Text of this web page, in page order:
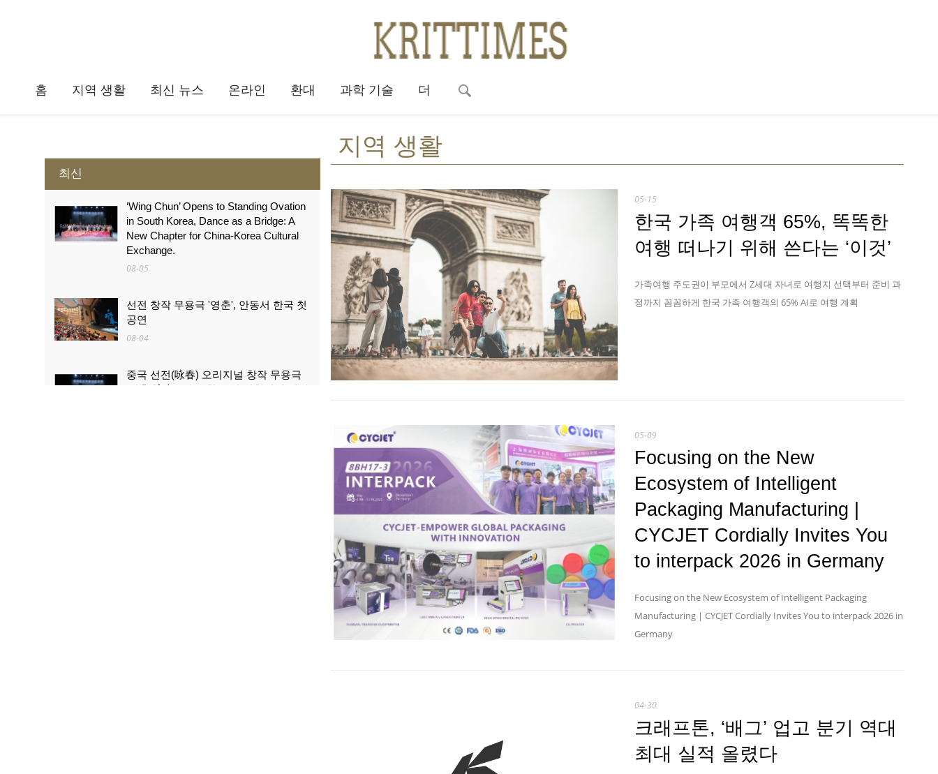
홈 지역 생활 최신 뉴스 온라인 환대 과학 기술 더
최신
‘Wing Chun’ Opens to Standing Ovation
in South Korea, Dance as a Bridge: A
New Chapter for China-Korea Cultural
Exchange.
08-05
선전 창작 무용극 '영춘', 안동서 한국 첫
공연
08-04
중국 선전(咏春) 오리지널 창작 무용극
지역 생활
05-15
한국 가족 여행객 65%, 똑똑한
여행 떠나기 위해 쓴다는 ‘이것’
가족여행 주도권이 부모에서 Z세대 자녀로 여행지 선택부터 준비 과
정까지 꼼꼼하게 한국 가족 여행객의 65% AI로 여행 계획
05-09
Focusing on the New
Ecosystem of Intelligent
Packaging Manufacturing |
CYCJET Cordially Invites You
to interpack 2026 in Germany
Focusing on the New Ecosystem of Intelligent Packaging
Manufacturing | CYCJET Cordially Invites You to interpack 2026 in
Germany
04-30
크래프톤, ‘배그’ 업고 분기 역대
최대 실적 올렸다